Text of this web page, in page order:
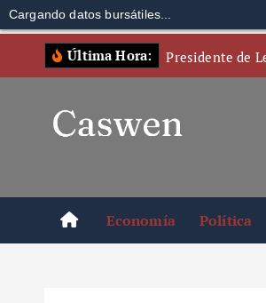
Cargando datos bursátiles...
Última Hora: Presidente de
Economía Política